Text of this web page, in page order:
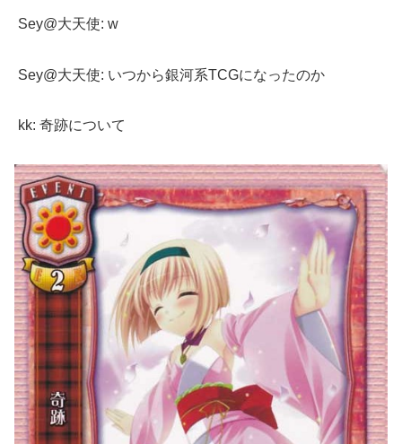
Sey@大天使: w
Sey@大天使: いつから銀河系TCGになったのか
kk: 奇跡について